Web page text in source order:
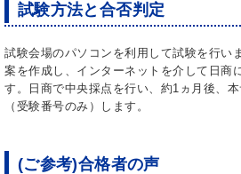
試験方法と合否判定
試験会場のパソコンを利用して試験を行い
案を作成し、インターネットを介して日商
す。日商で中央採点を行い、約1ヵ月後、
（受験番号のみ）します。
(ご参考)合格者の声